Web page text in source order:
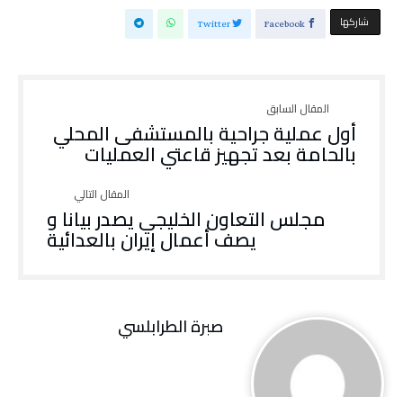
‫‫ شاركها‬ Facebook
Twitter
أول عملية جراحية بالمستشفى المحلي
بالحامة بعد تجهيز قاعتي العمليات
مجلس التعاون الخليجي يصدر بيانا و
يصف أعمال إيران بالعدائية
صبرة الطرابلسي